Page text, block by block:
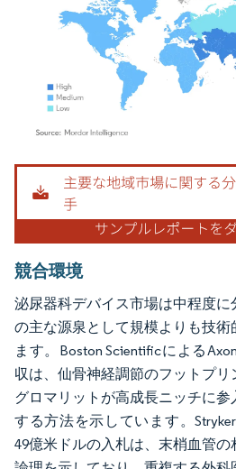
画像 © Mordor Intelligence。再利用にはCC
競合環境
泌尿器科デバイス市場は中程度
の主な源泉として規模よりも技
ます。Boston Scientificによる
収は、仙骨神経調節のフットプ
グロマリットが高成長ニッチに
する方法を示しています。
49億米ドルの入札は、末梢血管